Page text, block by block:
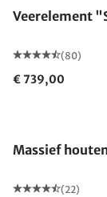
Veerelement
(80)
€ 739,00
Massief
(22)